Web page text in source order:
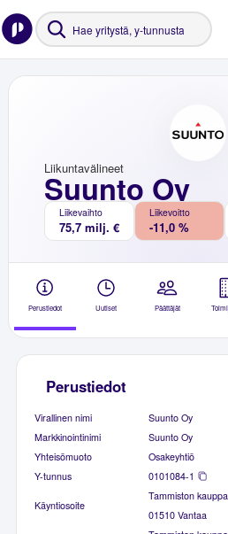
Suunto Oy
Liikuntavälineet
Liikevaihto
75,7 milj. €
Liikevoitto
-11,0 %
Perustiedot Uutiset Päättäjät
Perustiedot
Virallinen nimi
Suunto Oy
Markkinointinimi
Suunto Oy
Yhteisömuoto
Osakeyhtiö
Y-tunnus
0101084-1
Käyntiosoite
Tammiston
01510 Vantaa